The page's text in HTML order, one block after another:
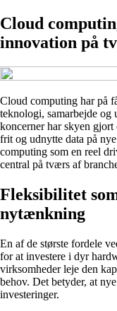
Cloud
innovation på
Cloud computing har på
teknologi, samarbejde og
koncerner har skyen
frit og udnytte data på
computing som en reel
central på tværs af
Fleksibilitet
nytænkning
En af de største fordele
for at investere i dyr
virksomheder leje den
behov. Det betyder, at
investeringer.